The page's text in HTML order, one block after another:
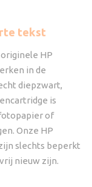
tekst
HP
in de
diepzwart,
is
of
Onze HP
slechts beperkt
nieuw zijn.